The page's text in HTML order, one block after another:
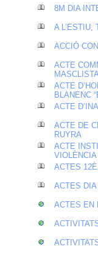
8M DIA
A L’ESTIU,
ACCIÓ
ACTE
ACTE
BLANENC
ACTE
ACTE DE
RUYRA
ACTE
ACTES
ACTES
ACTES EN